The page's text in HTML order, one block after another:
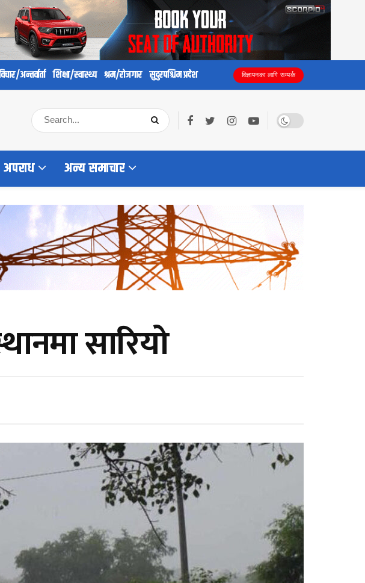
अन्तर्वार्ता शिक्षा/स्वास्थ्य श्रम/रोजगार सुदुरपश्चिम प्रदेश विज्ञापनका लागि सम्पर्क
अपराध अन्य समाचार
सारियो